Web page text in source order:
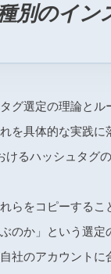
別のイン
グ選定の理論とル
を具体的な実践に
けるハッシュタグ
らをコピーするこ
のか」という選
社のアカウントに